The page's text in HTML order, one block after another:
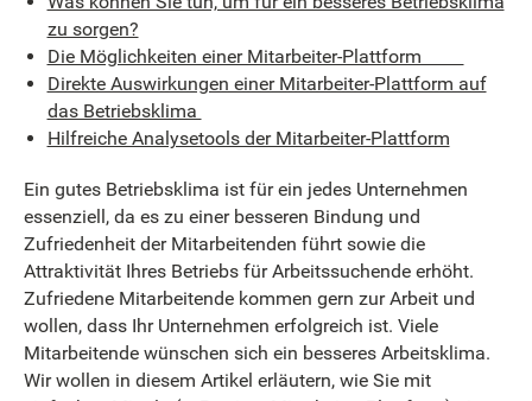
zu sorgen?
Die Möglichkeiten einer Mitarbeiter-Plattform
Direkte Auswirkungen einer Mitarbeiter-Plattform auf
das Betriebsklima
Hilfreiche Analysetools der Mitarbeiter-Plattform
Ein gutes Betriebsklima ist für ein jedes Unternehmen
essenziell, da es zu einer besseren Bindung und
Zufriedenheit der Mitarbeitenden führt sowie die
Attraktivität Ihres Betriebs für Arbeitssuchende erhöht.
Zufriedene Mitarbeitende kommen gern zur Arbeit und
wollen, dass Ihr Unternehmen erfolgreich ist. Viele
Mitarbeitende wünschen sich ein besseres Arbeitsklima.
Wir wollen in diesem Artikel erläutern, wie Sie mit